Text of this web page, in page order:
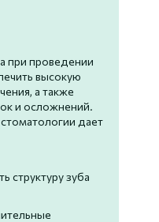
структуру зуба
при проведении
высокую
а также
и осложнений.
дает